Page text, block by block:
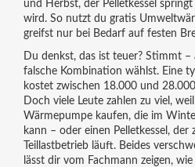
und Herbst, der Pelletkessel
wird. So nutzt du gratis
greifst nur bei Bedarf auf festen
Du denkst, das ist teuer? Stimmt
falsche Kombination wählst. Eine
kostet zwischen 18.000 und
Doch viele Leute zahlen zu viel,
Wärmepumpe kaufen, die im
kann – oder einen Pelletkessel,
Teillastbetrieb läuft. Beides
lässt dir vom Fachmann zeigen,